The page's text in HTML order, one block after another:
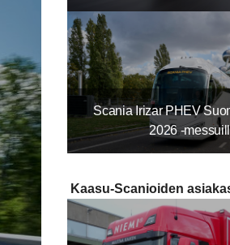
Scania Irizar PHEV
2026 -
Kaasu-Scanioiden